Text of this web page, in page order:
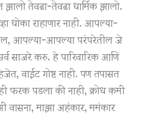
राहाणार नाही. आपल्या-
आपल्या-आपल्या परंपरेतील जे
साजरे करु. हे पारिवारिक आणि
वाईट गोष्ट नाही. पण तपासत
फरक पडला की नाही, क्रोध कमी
वासना, माझा अहंकार, ममंकार